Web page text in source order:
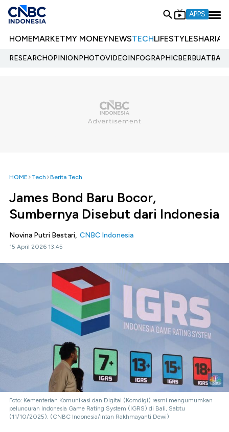
APPS
HOMEMARKETMY MONEYNEWSTECHLIFESTYLESHARIA
RESEARCHOPINIONPHOTOVIDEOINFOGRAPHIC
HOME Tech Berita Tech
James Bond Baru Bocor,
Sumbernya Disebut dari Indonesia
Novina Putri Bestari, CNBC Indonesia
15 April 2026 13:45
Foto: Kementerian Komunikasi dan Digital (Komdigi) resmi mengumumkan
peluncuran Indonesia Game Rating System (IGRS) di Bali, Sabtu
(11/10/2025). (CNBC Indonesia/Intan Rakhmayanti Dewi)